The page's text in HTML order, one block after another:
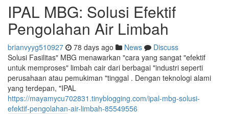
IPAL MBG: Solusi Efektif
Pengolahan Air Limbah
brianvyyg510927 78 days ago News
Discuss
Solusi Fasilitas" MBG menawarkan "cara yang sangat "efektif
untuk memproses" limbah cair dari berbagai "industri seperti
perusahaan atau pemukiman "tinggal . Dengan teknologi alami
yang terdepan, "IPAL
https://mayamycu702831.tinyblogging.com/ipal-mbg-solusi-
efektif-pengolahan-air-limbah-85549556